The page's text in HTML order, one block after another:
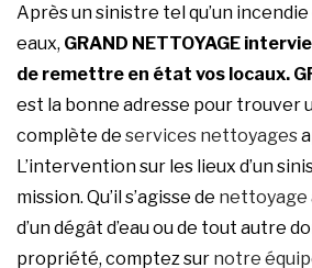
Après un sinistre tel qu’un
eaux, GRAND NETTOYAGE
de remettre en état vos locaux.
est la bonne adresse pour trouver
complète de services nettoyages
L’intervention sur les lieux d’un
mission. Qu’il s’agisse de nettoyage
d’un dégât d’eau ou de tout autre
propriété, comptez sur notre